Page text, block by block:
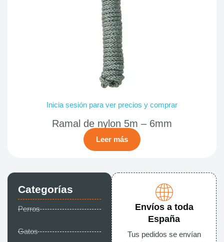
Categorías
Perros
Gatos
Envíos a toda
España
Tus pedidos se envían
Inicia sesión para ver precios y comprar
Ramal de nylon 5m – 6mm
Leer más